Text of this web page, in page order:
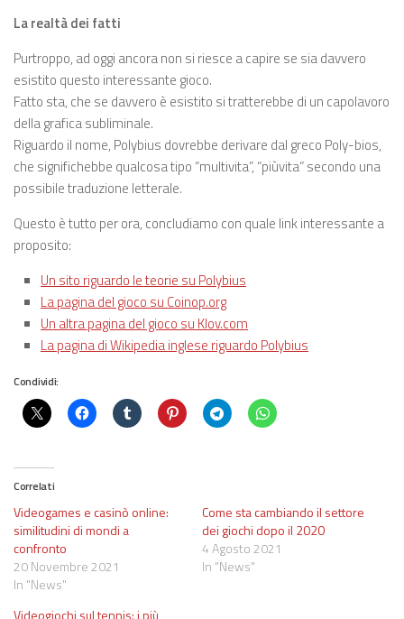
La realtà dei fatti
Purtroppo, ad oggi ancora non si riesce a capire se sia davvero
esistito questo interessante gioco.
Fatto sta, che se davvero è esistito si tratterebbe di un capolavoro
della grafica subliminale.
Riguardo il nome, Polybius dovrebbe derivare dal greco Poly-bios,
che significhebbe qualcosa tipo “multivita”, “piùvita” secondo una
possibile traduzione letterale.
Questo è tutto per ora, concludiamo con quale link interessante a
proposito:
Un sito riguardo le teorie su Polybius
La pagina del gioco su Coinop.org
Un altra pagina del gioco su Klov.com
La pagina di Wikipedia inglese riguardo Polybius
Condividi:
Correlati
Videogames e casinò online:
similitudini di mondi a
confronto
20 Novembre 2021
In "News"
Come sta cambiando il settore
dei giochi dopo il 2020
4 Agosto 2021
In "News"
Videogiochi sul tennis: i più